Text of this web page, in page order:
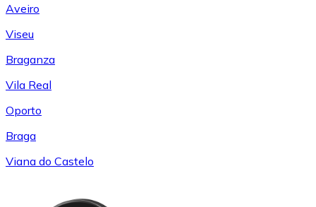
Aveiro
Viseu
Braganza
Vila Real
Oporto
Braga
Viana do Castelo